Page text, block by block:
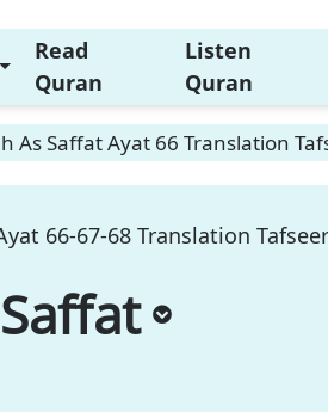
Read
Quran
Listen
Quran
As Saffat Ayat 66 Translation
66-67-68 Translation Tafseer